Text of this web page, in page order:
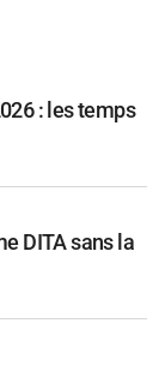
: les temps
DITA sans la